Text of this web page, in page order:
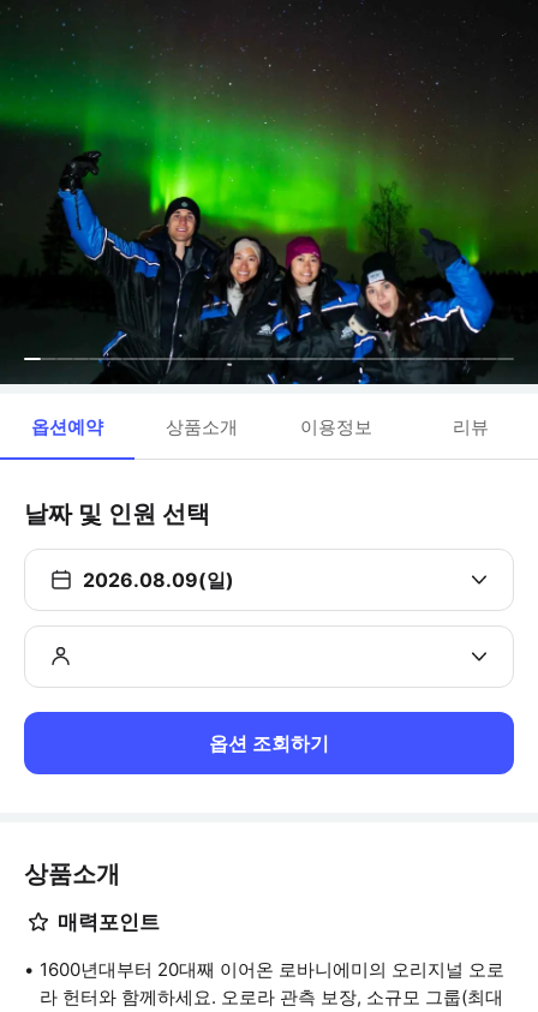
옵션예약 상품소개 이용정보 리뷰
날짜 및 인원 선택
2026.08.09(일)
옵션 조회하기
상품소개
매력포인트
1600년대부터 20대째 이어온 로바니에미의 오리지널 오로
라 헌터와 함께하세요. 오로라 관측 보장, 소규모 그룹(최대